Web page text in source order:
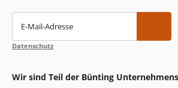
E-Mail-Adresse
Datenschutz
Wir sind Teil der Bünting